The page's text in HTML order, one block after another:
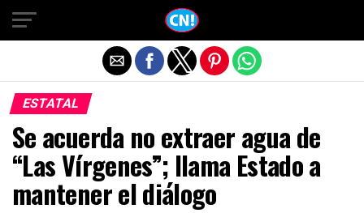
ESTATAL
Se acuerda no extraer agua de
“Las Vírgenes”; llama Estado a
mantener el diálogo
Salir de la versión móvil